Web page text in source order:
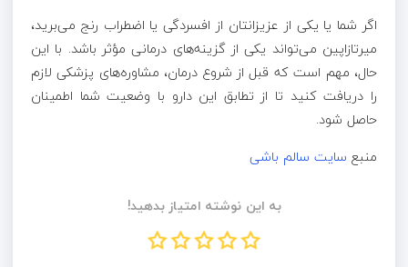
اگر شما یا یکی از عزیزانتان از افسردگی یا اضطراب رنج می‌برید،
میرتازاپین می‌تواند یکی از گزینه‌های درمانی مؤثر باشد. با این
حال، مهم است که قبل از شروع درمان، مشاوره‌های پزشکی لازم
را دریافت کنید تا از تطابق این دارو با وضعیت شما اطمینان
حاصل شود.
منبع سایت سالم باشی
به این نوشته امتیاز بدهید!